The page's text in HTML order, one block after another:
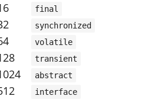
final
synchronized
volatile
transient
abstract
interface